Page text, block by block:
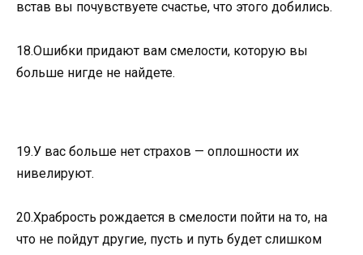
встав вы почувствуете счастье, что этого добились.
18.Ошибки придают вам смелости, которую вы
больше нигде не найдете.
19.У вас больше нет страхов — оплошности их
нивелируют.
20.Храбрость рождается в смелости пойти на то, на
что не пойдут другие, пусть и путь будет слишком